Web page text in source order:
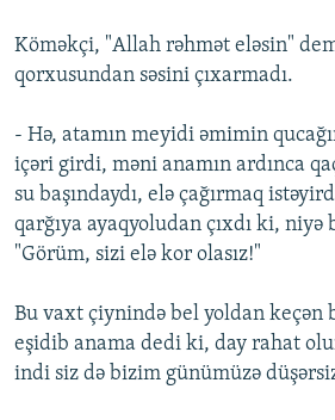
Köməkçi, "Allah rəhmət eləsin"
qorxusundan səsini çıxarmadı.
- Hə, atamın meyidi əmimin
içəri girdi, məni anamın ardınca
su başındaydı, elə çağırmaq
qarğıya ayaqyoludan çıxdı ki, niyə
"Görüm, sizi elə kor olasız!"
Bu vaxt çiynində bel yoldan keçən
eşidib anama dedi ki, day rahat
indi siz də bizim günümüzə